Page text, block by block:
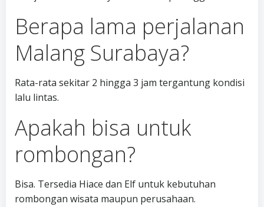
Berapa lama perjalanan
Malang Surabaya?
Rata-rata sekitar 2 hingga 3 jam tergantung kondisi
lalu lintas.
Apakah bisa untuk
rombongan?
Bisa. Tersedia Hiace dan Elf untuk kebutuhan
rombongan wisata maupun perusahaan.